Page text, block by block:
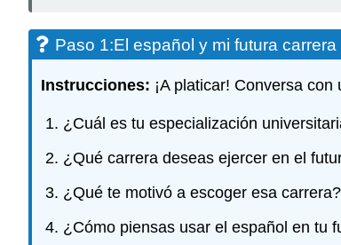
Paso 1:El español y mi futura
Instrucciones: ¡A platicar! Conversa
¿Cuál es tu especialización
¿Qué carrera deseas ejercer en el
¿Qué te motivó a escoger esa carrera?
¿Cómo piensas usar el español en tu